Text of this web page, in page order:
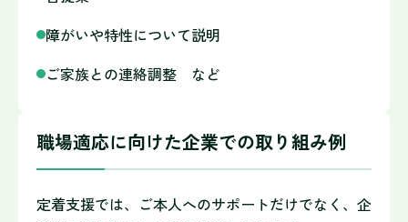
障がいや特性について説明
ご家族との連絡調整 など
職場適応に向けた企業での取り組み例
定着支援では、ご本人へのサポートだけでなく、企